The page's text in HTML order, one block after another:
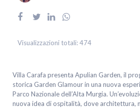
Visualizzazioni totali:474
Villa Carafa presenta Apulian Garden, il
storica Garden Glamour in una nuova
Parco Nazionale dell’Alta Murgia.
nuova idea di ospitalità, dove architettura,